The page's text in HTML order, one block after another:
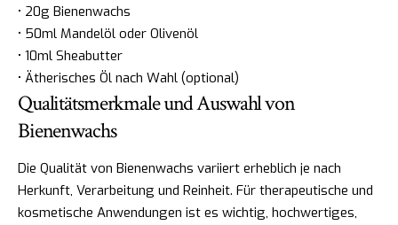
• 20g Bienenwachs
• 50ml Mandelöl oder Olivenöl
• 10ml Sheabutter
• Ätherisches Öl nach Wahl (optional)
Qualitätsmerkmale und Auswahl von
Bienenwachs
Die Qualität von Bienenwachs variiert erheblich je nach
Herkunft, Verarbeitung und Reinheit. Für therapeutische und
kosmetische Anwendungen ist es wichtig, hochwertiges,